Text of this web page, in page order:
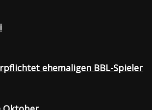
ehemaligen BBL-Spieler